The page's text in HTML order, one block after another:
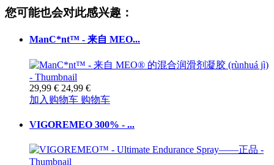
您可能也会对此感兴趣：
ManC*nt™ - 来自 MEO...
29,99 € 24,99 €
加入购物车 购物车
VIGOREMEO 300% - ...